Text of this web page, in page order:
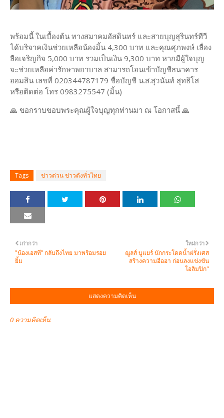
พร้อมนี้ ในเบื้องต้น ทางสมาคมอัสดินทร์ และสายบุญสุรินทร์ทีวี
ได้บริจาคเงินช่วยเหลือน้องมิ้น 4,300 บาท และคุณศุภพงษ์ เลื่อง
ลือเจริญกิจ 5,000 บาท รวมเป็นเงิน 9,300 บาท หากมีผู้ใจบุญ
จะช่วยเหลือค่ารักษาพยาบาล สามารถโอนเข้าบัญชีธนาคาร
ออมสิน เลขที่ 020344787179 ชื่อบัญชี น.ส.สุวนันท์ สุทธิโส
หรือติดต่อ โทร 0983275547 (มิ้น)
🙏 ขอกราบขอบพระคุณผู้ใจบุญทุกท่านมา ณ โอกาสนี้ 🙏
Tags ข่าวด่วน ข่าวดังทั่วไทย
ใหม่กว่า
ฌูลส์ บูแยร์ นักกระโดดน้ำฝรั่งเศส
สร้างความฮือฮา ก่อนลงแข่งขัน
โอลิมปิก"
เก่ากว่า
"น้องเอสที” กลับถึงไทย มาพร้อมรอย
ยิ้ม
แสดงความคิดเห็น
0 ความคิดเห็น